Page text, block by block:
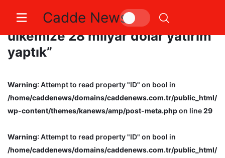
Cadde News
Ali Taha Koç: “Bugüne kadar
ülkemize 28 milyar dolar yatırım
yaptık”
Warning: Attempt to read property "ID" on bool in
/home/caddenews/domains/caddenews.com.tr/public_html/
wp-content/themes/kanews/amp/post-meta.phpon line29
Warning: Attempt to read property "ID" on bool in
/home/caddenews/domains/caddenews.com.tr/public_html/